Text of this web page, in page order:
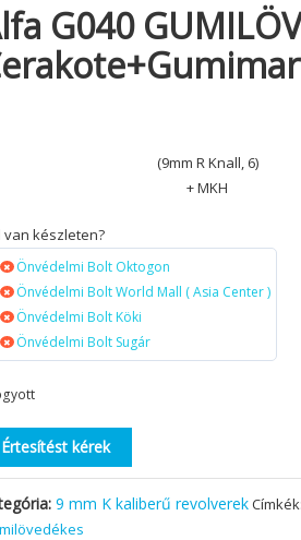
G040
(9mm R Knall, 6)
+ MKH
van készleten?
Önvédelmi Bolt Oktogon
Önvédelmi Bolt World Mall ( Asia Center )
Önvédelmi Bolt Köki
Önvédelmi Bolt Sugár
Értesítést kérek
9 mm K kaliberű revolverek